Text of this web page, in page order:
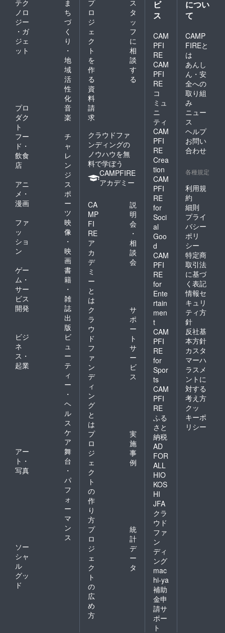
テク
ノロ
ジー
・ガ
ジェ
ット
ま
ち
づ
く
り
・
地
域
活
性
化
プロ
ダク
ト
音
楽
フー
ド・
飲食
店
チ
ャ
レ
ン
ジ
アニ
メ・
漫画
ス
ポ
ー
ツ
ファ
ッ
ショ
ン
映
像
・
映
画
ゲー
ム・
サー
ビス
開発
書
籍
・
雑
誌
出
版
ビジ
ネ
ス・
起業
ビ
ュ
ー
テ
ィ
ー
・
ヘ
ル
ス
ケ
ア
アー
ト・
写真
舞
台
・
パ
フ
ォ
ー
マ
ン
ス
ソー
シャ
ル
グッ
ド
プ
ロ
ジ
ェ
ク
ト
を
作
る
ス
タ
ッ
フ
に
相
談
す
る
資
料
請
求
クラウドファ
ンディングの
ノウハウを無
料で学ぼう
CAMPFIRE
アカデミー
CA
MP
FI
RE
ア
カ
デ
ミ
ー
と
は
説
明
会
・
相
談
会
ク
ラ
ウ
ド
フ
ァ
ン
デ
ィ
ン
グ
と
は
サ
ポ
ー
ト
サ
ー
ビ
ス
プ
ロ
ジ
ェ
ク
ト
の
作
り
方
実
施
事
例
プ
ロ
ジ
ェ
ク
ト
の
広
め
方
統
計
デ
ー
タ
ビ
ス
CAM
PFI
RE
CAM
PFI
RE
コ
ミュ
ニ
ティ
CAM
PFI
RE
Crea
tion
CAM
PFI
RE
for
Soci
al
Goo
d
CAM
PFI
RE
for
Ente
rtain
men
t
CAM
PFI
RE
for
Spor
ts
CAM
PFI
RE
ふる
さと
納税
AD
FOR
ALL
HIO
KOS
HI
JFA
クラ
ウド
ファ
ン
ディ
ング
mac
hi-ya
補助
金申
請サ
ポー
ト
につい
て
CAMP
FIREと
は
あんし
ん・安
全への
取り組
み
ニュー
ス
ヘルプ
お問い
合わせ
各種規定
利用規
約
細則
プライ
バシー
ポリ
シー
特定商
取引法
に基づ
く表記
情報セ
キュリ
ティ方
針
反社基
本方針
カスタ
マーハ
ラスメ
ントに
対する
考え方
クッ
キーポ
リシー